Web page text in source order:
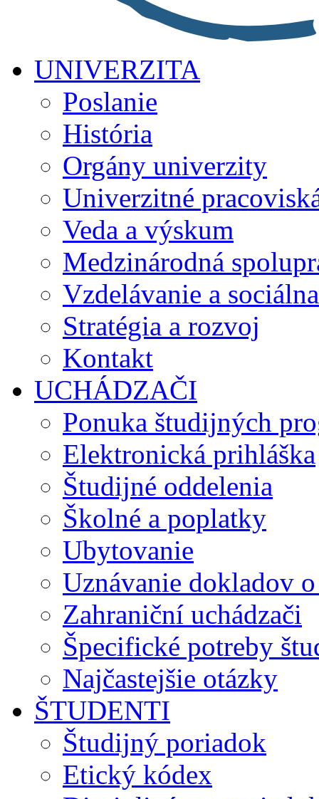
UNIVERZITA
Poslanie
História
Orgány univerzity
Univerzitné
Veda a výskum
Medzinárodná
Vzdelávanie a
Stratégia a rozvoj
Kontakt
UCHÁDZAČI
Ponuka študijných
Elektronická prihláška
Študijné oddelenia
Školné a poplatky
Ubytovanie
Uznávanie dokladov
Zahraniční uchádzači
Špecifické potreby
Najčastejšie otázky
ŠTUDENTI
Študijný poriadok
Etický kódex